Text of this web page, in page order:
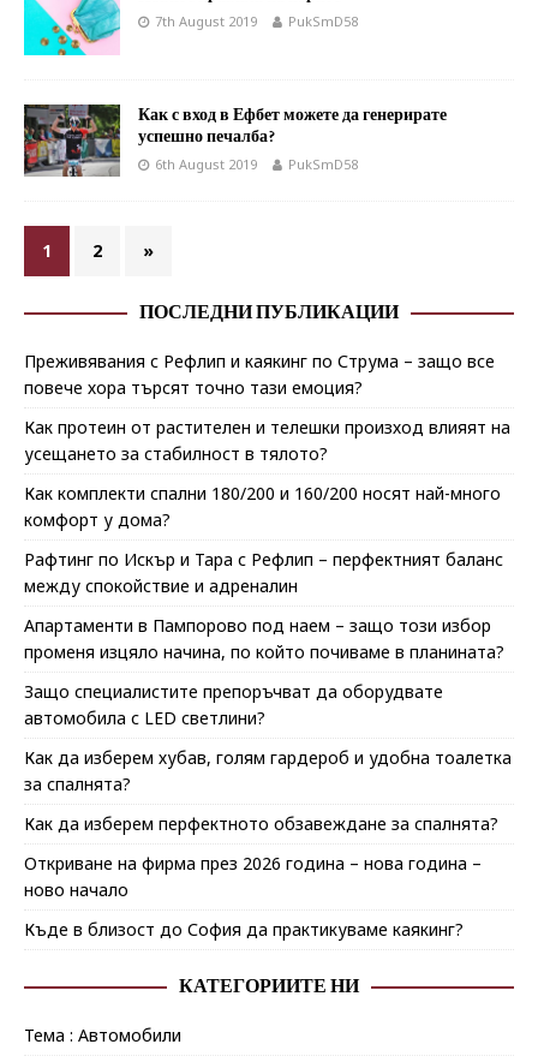
7th August 2019 PukSmD58
Как с вход в Ефбет можете да генерирате
успешно печалба?
6th August 2019 PukSmD58
1 2 »
ПОСЛЕДНИ ПУБЛИКАЦИИ
Преживявания с Рефлип и каякинг по Струма – защо все
повече хора търсят точно тази емоция?
Как протеин от растителен и телешки произход влияят на
усещането за стабилност в тялото?
Как комплекти спални 180/200 и 160/200 носят най-много
комфорт у дома?
Рафтинг по Искър и Тара с Рефлип – перфектният баланс
между спокойствие и адреналин
Апартаменти в Пампорово под наем – защо този избор
променя изцяло начина, по който почиваме в планината?
Защо специалистите препоръчват да оборудвате
автомобила с LED светлини?
Как да изберем хубав, голям гардероб и удобна тоалетка
за спалнята?
Как да изберем перфектното обзавеждане за спалнята?
Откриване на фирма през 2026 година – нова година –
ново начало
Къде в близост до София да практикуваме каякинг?
КАТЕГОРИИТЕ НИ
Тема : Автомобили